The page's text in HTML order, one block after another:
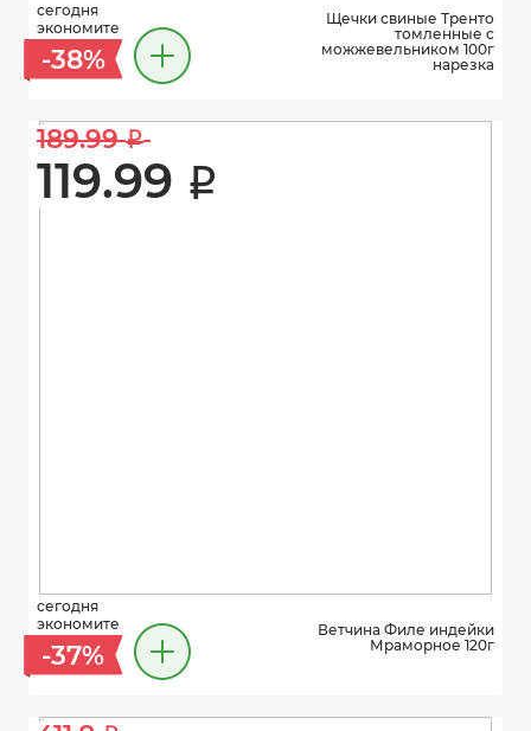
сегодня
экономите
-38%
Щечки свиные Тренто
томленные с
можжевельником 100г
нарезка
189.99 i
119.99 i
сегодня
экономите
-37%
Ветчина Филе индейки
Мраморное 120г